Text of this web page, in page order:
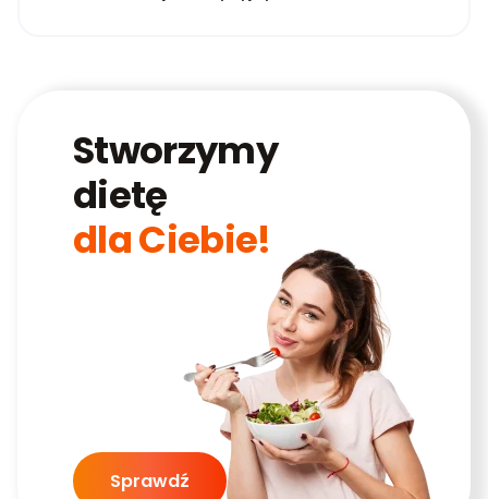
Stworzymy
dietę
dla Ciebie!
Sprawdź